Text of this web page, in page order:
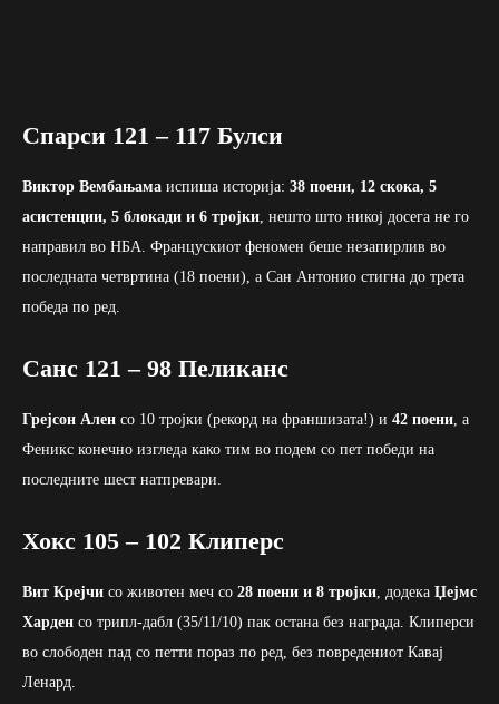
Спарси 121 – 117 Булси
Виктор Вембањама испиша историја: 38 поени, 12 скока, 5
асистенции, 5 блокади и 6 тројки , нешто што никој досега не го
направил во НБА. Францускиот феномен беше незапирлив во
последната четвртина (18 поени), а Сан Антонио стигна до трета
победа по ред.
Санс 121 – 98 Пеликанс
Грејсон Ален со 10 тројки (рекорд на франшизата!) и 42 поени , а
Феникс конечно изгледа како тим во подем со пет победи на
последните шест натпревари.
Хокс 105 – 102 Клиперс
Вит Крејчи со животен меч со 28 поени и 8 тројки , додека Џејмс
Харден со трипл-дабл (35/11/10) пак остана без награда. Клиперси
во слободен пад со петти пораз по ред, без повредениот Кавај
Ленард.